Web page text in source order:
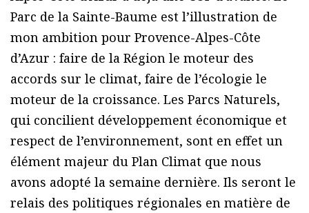
Parc de la Sainte-Baume est l’illustration de
mon ambition pour Provence-Alpes-Côte
d’Azur : faire de la Région le moteur des
accords sur le climat, faire de l’écologie le
moteur de la croissance. Les Parcs Naturels,
qui concilient développement économique et
respect de l’environnement, sont en effet un
élément majeur du Plan Climat que nous
avons adopté la semaine dernière. Ils seront le
relais des politiques régionales en matière de